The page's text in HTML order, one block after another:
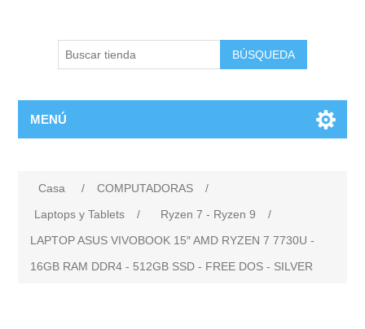
BÚSQUEDA
MENÚ
Casa / COMPUTADORAS
/
Laptops y Tablets
/ Ryzen 7 - Ryzen 9
/
LAPTOP ASUS VIVOBOOK 15″ AMD RYZEN 7 7730U -
16GB RAM DDR4 - 512GB SSD - FREE DOS - SILVER